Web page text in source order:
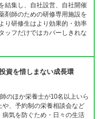
結集し、自社設営、自社開催
剤師のための研修専用施設を
り研修生はより効果的・効率
ッフだけではカバーしきれな
資を惜しまない成長環
のほか栄養士が10名以上いら
や、予約制の栄養相談会など
気を防ぐため・日々の生活